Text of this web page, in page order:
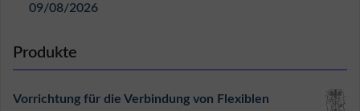
09/08/2026
Produkte
Vorrichtung für die Verbindung von Flexiblen